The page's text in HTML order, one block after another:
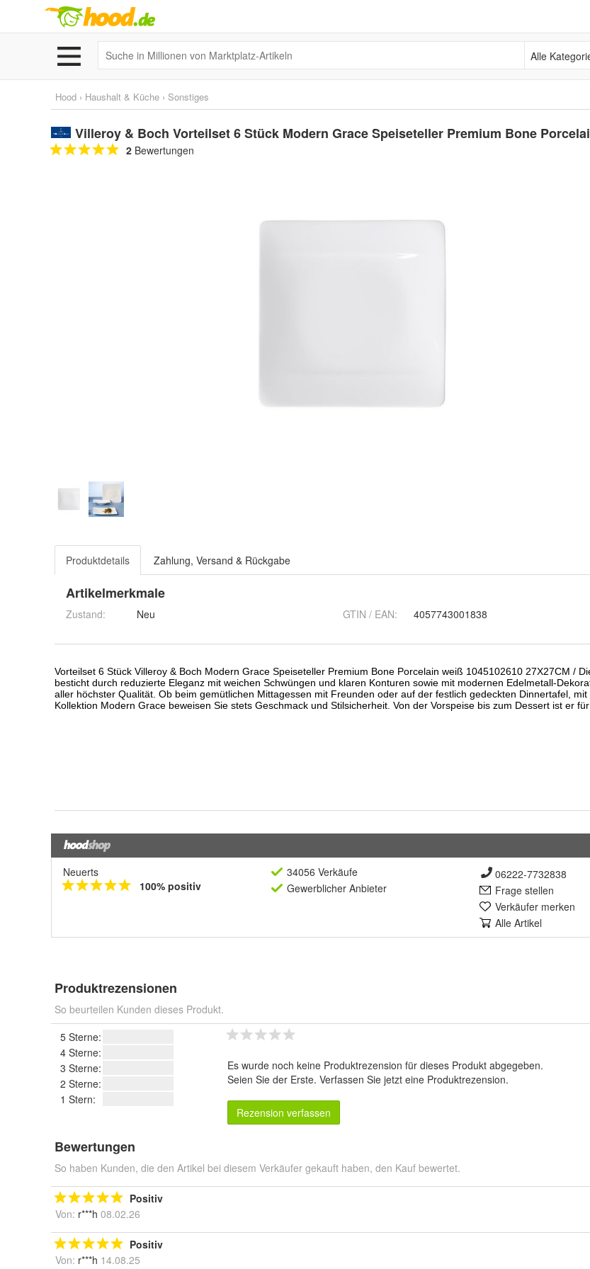
Alle Kategorien
Hood › Haushalt & Küche › Sonstiges
Villeroy & Boch Vorteilset 6 Stück Modern Grace Speiseteller Premium Bone Porcelai
2 Bewertungen
Produktdetails Zahlung, Versand & Rückgabe
Artikelmerkmale
Zustand: Neu GTIN / EAN: 4057743001838
Neuerts
100% positiv
34056 Verkäufe
Gewerblicher Anbieter
06222-7732838
Frage stellen
Verkäufer merken
Alle Artikel
Produktrezensionen
So beurteilen Kunden dieses Produkt.
5 Sterne:
4 Sterne:
3 Sterne:
2 Sterne:
1 Stern:
Es wurde noch keine Produktrezension für dieses Produkt abgegeben.
Seien Sie der Erste. Verfassen Sie jetzt eine Produktrezension.
Rezension verfassen
Bewertungen
So haben Kunden, die den Artikel bei diesem Verkäufer gekauft haben, den Kauf bewertet.
Positiv
Von: r***h 08.02.26
Positiv
Von: r***h 14.08.25